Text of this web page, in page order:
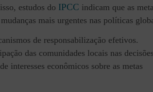
estudos do IPCC indicam que as
mais urgentes nas políticas
de responsabilização efetivos.
das comunidades locais nas
interesses econômicos sobre as metas